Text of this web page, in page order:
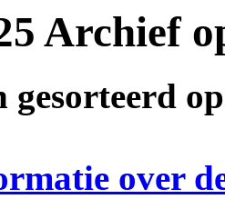
Archief
gesorteerd
over